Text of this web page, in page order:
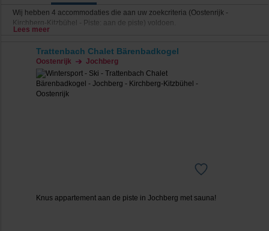
Wij hebben 4 accommodaties die aan uw zoekcriteria (Oostenrijk -
Kirchberg-Kitzbühel - Piste: aan de piste) voldoen.
Lees meer
Trattenbach Chalet Bärenbadkogel
Oostenrijk Jochberg
Knus appartement aan de piste in Jochberg met sauna!